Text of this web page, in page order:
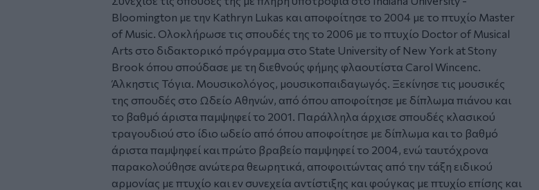
Bloomington με την Kathryn Lukas και αποφοίτησε το 2004 με το πτυχίο Master
of Music. Ολοκλήρωσε τις σπουδές της το 2006 με το πτυχίο Doctor of Musical
Arts στο διδακτορικό πρόγραμμα στο State University of New York at Stony
Brook όπου σπούδασε με τη διεθνούς φήμης φλαουτίστα Carol Wincenc.
Άλκηστις Τόγια. Μουσικολόγος, μουσικοπαιδαγωγός. Ξεκίνησε τις μουσικές
της σπουδές στο Ωδείο Αθηνών, από όπου αποφοίτησε με δίπλωμα πιάνου και
το βαθμό άριστα παμψηφεί το 2001. Παράλληλα άρχισε σπουδές κλασικού
τραγουδιού στο ίδιο ωδείο από όπου αποφοίτησε με δίπλωμα και το βαθμό
άριστα παμψηφεί και πρώτο βραβείο παμψηφεί το 2004, ενώ ταυτόχρονα
παρακολούθησε ανώτερα θεωρητικά, αποφοιτώντας από την τάξη ειδικού
αρμονίας με πτυχίο και εν συνεχεία αντίστιξης και φούγκας με πτυχίο επίσης και